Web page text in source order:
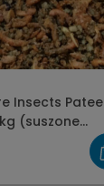
Insects Patee
(suszone